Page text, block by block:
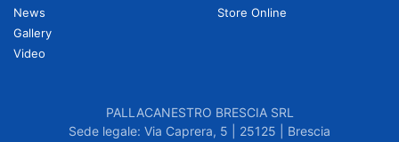
News
Gallery
Video
Store Online
PALLACANESTRO BRESCIA SRL
Sede legale: Via Caprera, 5 | 25125 | Brescia